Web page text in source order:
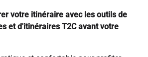
votre itinéraire avec les outils de
et d'itinéraires T2C avant votre